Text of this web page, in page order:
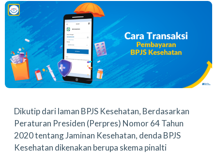
Dikutip dari laman BPJS Kesehatan, Berdasarkan
Peraturan Presiden (Perpres) Nomor 64 Tahun
2020 tentang Jaminan Kesehatan, denda BPJS
Kesehatan dikenakan berupa skema pinalti
Solusi Kami
Blog
Promo Mitra
INSTAL SEKARANG